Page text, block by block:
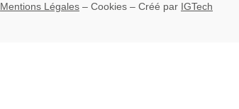
Mentions Légales – Cookies – Créé par IGTech